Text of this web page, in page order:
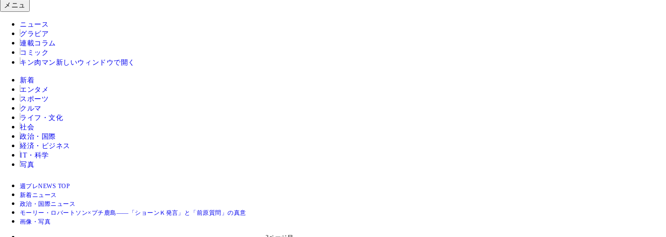
メニュ
ニュース
グラビア
連載コラム
コミック
キン肉マン 新しいウィンドウで開く
新着
エンタメ
スポーツ
クルマ
ライフ・文化
社会
政治・国際
経済・ビジネス
IT・科学
写真
週プレNEWS TOP
新着ニュース
政治・国際ニュース
モーリー・ロバートソン×プチ鹿島――「ショーンＫ発言」と「前原質問」の真意
画像・写真